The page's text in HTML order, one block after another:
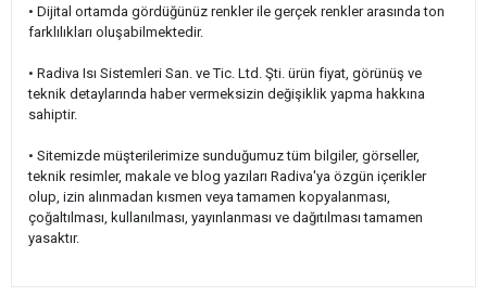
• Dijital ortamda gördüğünüz renkler ile gerçek renkler arasında ton
farklılıkları oluşabilmektedir.
• Radiva Isı Sistemleri San. ve Tic. Ltd. Şti. ürün fiyat, görünüş ve
teknik detaylarında haber vermeksizin değişiklik yapma hakkına
sahiptir.
• Sitemizde müşterilerimize sunduğumuz tüm bilgiler, görseller,
teknik resimler, makale ve blog yazıları Radiva'ya özgün içerikler
olup, izin alınmadan kısmen veya tamamen kopyalanması,
çoğaltılması, kullanılması, yayınlanması ve dağıtılması tamamen
yasaktır.